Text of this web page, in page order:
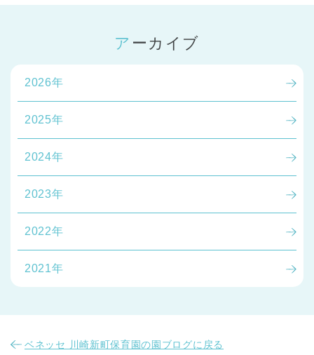
アーカイブ
2026年
2025年
2024年
2023年
2022年
2021年
ベネッセ 川崎新町保育園の園ブログに戻る